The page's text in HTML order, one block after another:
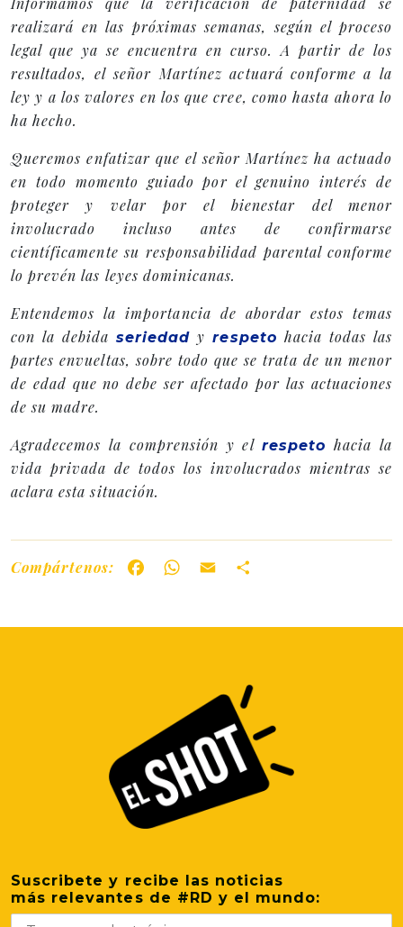
realizará en las próximas semanas, según el proceso
legal que ya se encuentra en curso. A partir de los
resultados, el señor Martínez actuará conforme a la
ley y a los valores en los que cree, como hasta ahora lo
ha hecho.
Queremos enfatizar que el señor Martínez ha actuado
en todo momento guiado por el genuino interés de
proteger y velar por el bienestar del menor
involucrado incluso antes de confirmarse
científicamente su responsabilidad parental conforme
lo prevén las leyes dominicanas.
Entendemos la importancia de abordar estos temas
con la debidaseriedad yrespeto hacia todas las
partes envueltas, sobre todo que se trata de un menor
de edad que no debe ser afectado por las actuaciones
de su madre.
Agradecemos la comprensión y elrespeto hacia la
vida privada de todos los involucrados mientras se
aclara esta situación.
Compártenos: FacebookWhatsApp
Email
Suscribete y recibe las noticias
más relevantes de #RD y el mundo: